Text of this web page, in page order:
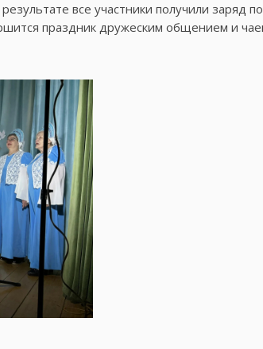
все участники получили заряд
праздник дружеским общением и